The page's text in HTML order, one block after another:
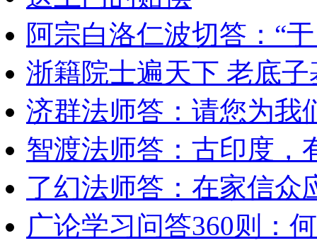
阿宗白洛仁波切答：“
浙籍院士遍天下 老底
济群法师答：请您为我
智渡法师答：古印度，
了幻法师答：在家信众
广论学习问答360则：